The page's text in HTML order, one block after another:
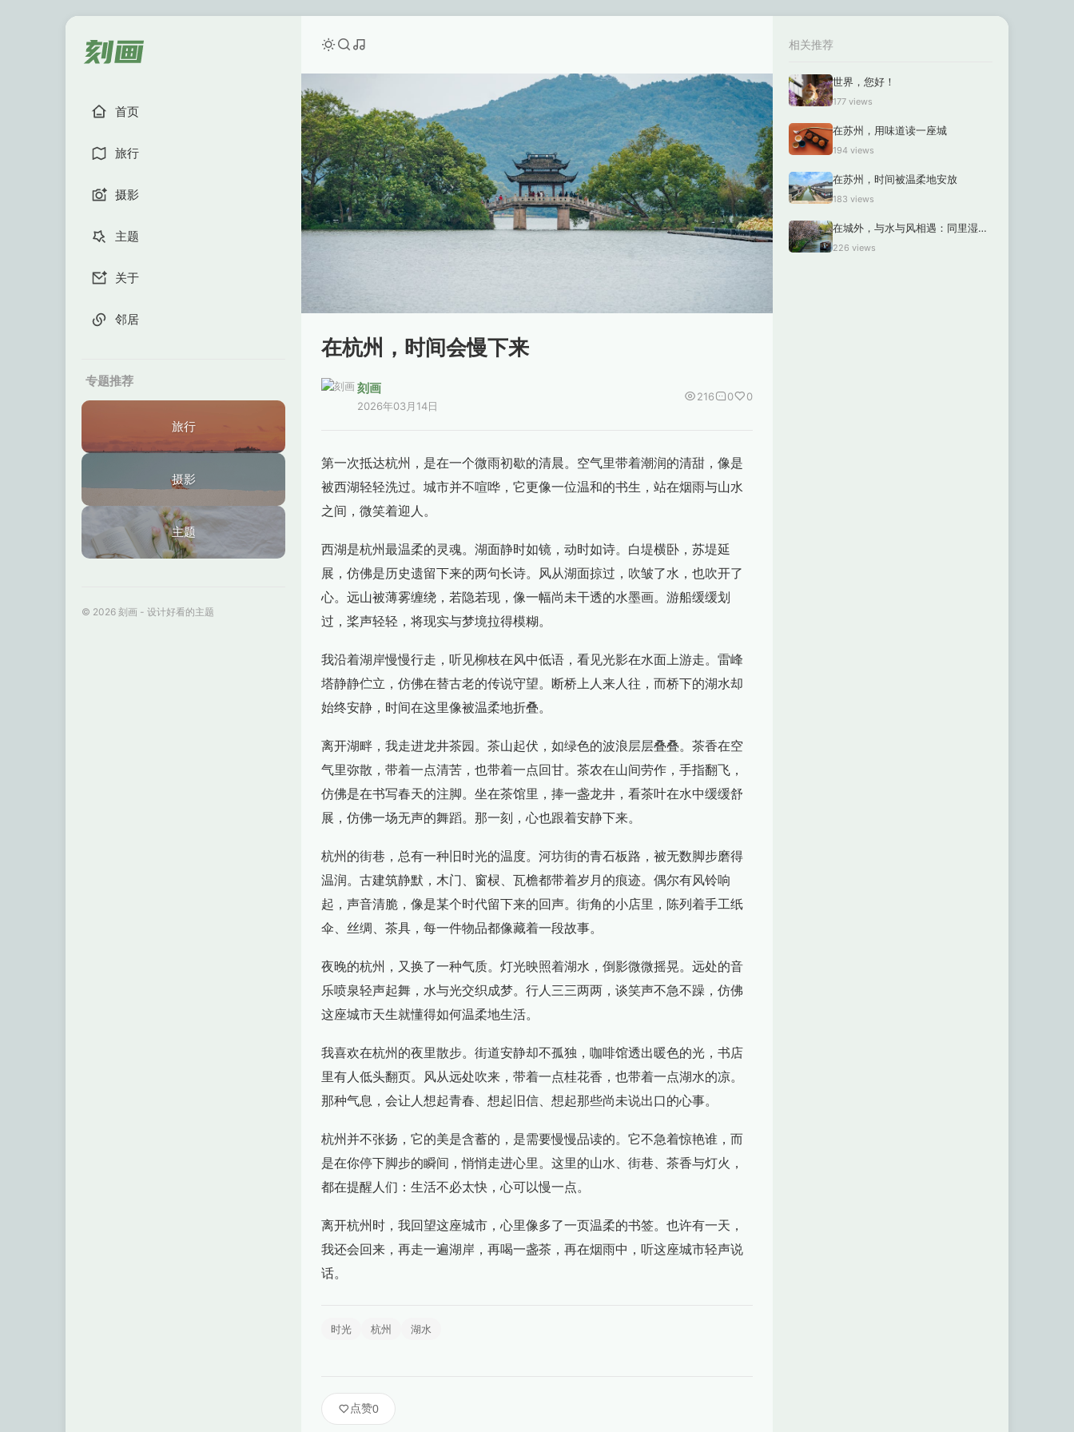
首页
旅行
摄影
主题
关于
邻居
专题推荐
旅行
摄影
主题
© 2026 刻画 - 设计好看的主题
在杭州，时间会慢下来
刻画
2026年03月14日
216 0 0
第一次抵达杭州，是在一个微雨初歇的清晨。空气里带着潮润的清甜，像是
被西湖轻轻洗过。城市并不喧哗，它更像一位温和的书生，站在烟雨与山水
之间，微笑着迎人。
西湖是杭州最温柔的灵魂。湖面静时如镜，动时如诗。白堤横卧，苏堤延
展，仿佛是历史遗留下来的两句长诗。风从湖面掠过，吹皱了水，也吹开了
心。远山被薄雾缠绕，若隐若现，像一幅尚未干透的水墨画。游船缓缓划
过，桨声轻轻，将现实与梦境拉得模糊。
我沿着湖岸慢慢行走，听见柳枝在风中低语，看见光影在水面上游走。雷峰
塔静静伫立，仿佛在替古老的传说守望。断桥上人来人往，而桥下的湖水却
始终安静，时间在这里像被温柔地折叠。
离开湖畔，我走进龙井茶园。茶山起伏，如绿色的波浪层层叠叠。茶香在空
气里弥散，带着一点清苦，也带着一点回甘。茶农在山间劳作，手指翻飞，
仿佛是在书写春天的注脚。坐在茶馆里，捧一盏龙井，看茶叶在水中缓缓舒
展，仿佛一场无声的舞蹈。那一刻，心也跟着安静下来。
杭州的街巷，总有一种旧时光的温度。河坊街的青石板路，被无数脚步磨得
温润。古建筑静默，木门、窗棂、瓦檐都带着岁月的痕迹。偶尔有风铃响
起，声音清脆，像是某个时代留下来的回声。街角的小店里，陈列着手工纸
伞、丝绸、茶具，每一件物品都像藏着一段故事。
夜晚的杭州，又换了一种气质。灯光映照着湖水，倒影微微摇晃。远处的音
乐喷泉轻声起舞，水与光交织成梦。行人三三两两，谈笑声不急不躁，仿佛
这座城市天生就懂得如何温柔地生活。
我喜欢在杭州的夜里散步。街道安静却不孤独，咖啡馆透出暖色的光，书店
里有人低头翻页。风从远处吹来，带着一点桂花香，也带着一点湖水的凉。
那种气息，会让人想起青春、想起旧信、想起那些尚未说出口的心事。
杭州并不张扬，它的美是含蓄的，是需要慢慢品读的。它不急着惊艳谁，而
是在你停下脚步的瞬间，悄悄走进心里。这里的山水、街巷、茶香与灯火，
都在提醒人们：生活不必太快，心可以慢一点。
离开杭州时，我回望这座城市，心里像多了一页温柔的书签。也许有一天，
我还会回来，再走一遍湖岸，再喝一盏茶，再在烟雨中，听这座城市轻声说
话。
时光 杭州 湖水
点赞0
相关推荐
世界，您好！
177 views
在苏州，用味道读一座城
194 views
在苏州，时间被温柔地安放
183 views
在城外，与水与风相遇：同里湿地公园的慢时光
226 views